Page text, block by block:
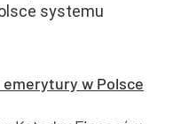
systemu
w Polsce